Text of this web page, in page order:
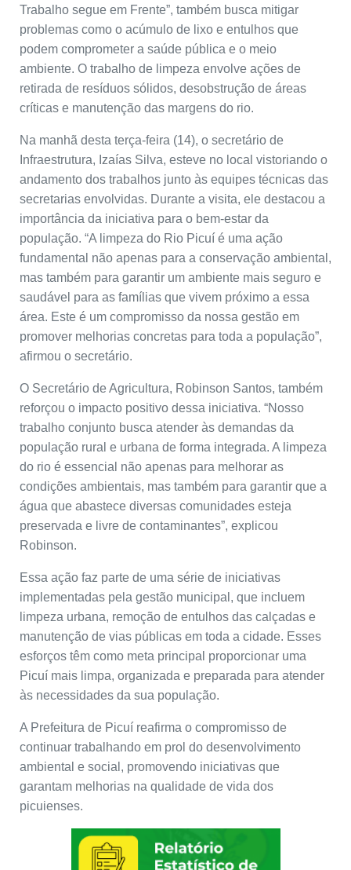
Trabalho segue em Frente”, também busca mitigar
problemas como o acúmulo de lixo e entulhos que
podem comprometer a saúde pública e o meio
ambiente. O trabalho de limpeza envolve ações de
retirada de resíduos sólidos, desobstrução de áreas
críticas e manutenção das margens do rio.
Na manhã desta terça-feira (14), o secretário de
Infraestrutura, Izaías Silva, esteve no local vistoriando o
andamento dos trabalhos junto às equipes técnicas das
secretarias envolvidas. Durante a visita, ele destacou a
importância da iniciativa para o bem-estar da
população. “A limpeza do Rio Picuí é uma ação
fundamental não apenas para a conservação ambiental,
mas também para garantir um ambiente mais seguro e
saudável para as famílias que vivem próximo a essa
área. Este é um compromisso da nossa gestão em
promover melhorias concretas para toda a população”,
afirmou o secretário.
O Secretário de Agricultura, Robinson Santos, também
reforçou o impacto positivo dessa iniciativa. “Nosso
trabalho conjunto busca atender às demandas da
população rural e urbana de forma integrada. A limpeza
do rio é essencial não apenas para melhorar as
condições ambientais, mas também para garantir que a
água que abastece diversas comunidades esteja
preservada e livre de contaminantes”, explicou
Robinson.
Essa ação faz parte de uma série de iniciativas
implementadas pela gestão municipal, que incluem
limpeza urbana, remoção de entulhos das calçadas e
manutenção de vias públicas em toda a cidade. Esses
esforços têm como meta principal proporcionar uma
Picuí mais limpa, organizada e preparada para atender
às necessidades da sua população.
A Prefeitura de Picuí reafirma o compromisso de
continuar trabalhando em prol do desenvolvimento
ambiental e social, promovendo iniciativas que
garantam melhorias na qualidade de vida dos
picuienses.